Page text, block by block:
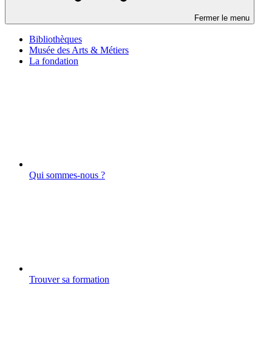
Fermer le menu
Bibliothèques
Musée des Arts & Métiers
La fondation
Qui sommes-nous ?
Trouver sa formation